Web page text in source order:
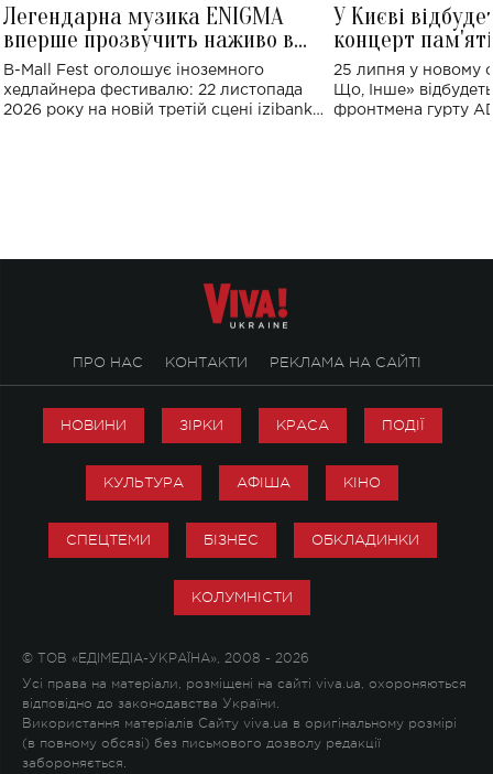
Легендарна музика ENIGMA
вперше прозвучить наживо в
Україні: де відбудеться концерт
B-Mall Fest оголошує іноземного
хедлайнера фестивалю: 22 листопада
2026 року на новій третій сцені izibank
У Києві
концерт
Клименка:
виконають
25 липня у новому
Що, Інше»
фронтмена гурту
ПРО НАС КОНТАКТИ РЕКЛАМА НА САЙТІ
НОВИНИ ЗІРКИ КРАСА ПОДІЇ
КУЛЬТУРА АФІША КІНО
СПЕЦТЕМИ БІЗНЕС ОБКЛАДИНКИ
КОЛУМНІСТИ
© ТОВ «ЕДІМЕДІА-УКРАЇНА», 2008 - 2026
Усі права на матеріали, розміщені на сайті viva.ua, охороняються
відповідно до законодавства України.
Використання матеріалів Сайту viva.ua в оригінальному розмірі
(в повному обсязі) без письмового дозволу редакції
забороняється.